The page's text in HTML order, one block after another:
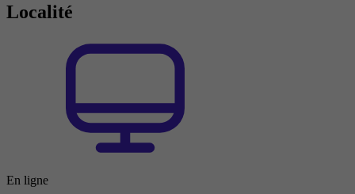
Localité
En ligne